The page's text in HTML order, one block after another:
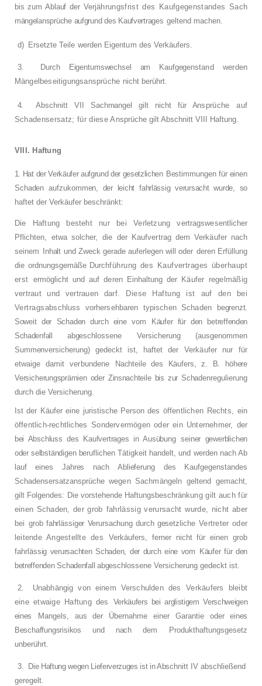
bis zum Ablauf der Ver­jährungsfrist des Kaufgegenstandes Sach­
mängelansprüche aufgrund des Kaufvertrages geltend machen.
d) Ersetzte Teile werden Eigentum des Ver­käufers.
3. Durch Eigentumswechsel am Kaufgegens­tand werden
Mängelbeseitigungsansprüche nicht berührt.
4. Abschnitt VII Sachmangel gilt nicht für An­sprüche auf
Schadensersatz; für diese An­sprüche gilt Abschnitt VIII Haftung.
VIII. Haftung
1. Hat der Verkäufer aufgrund der gesetzlichen Bestimmungen für einen
Schaden aufzukom­men, der leicht fahrlässig verursacht wurde, so
haftet der Verkäufer beschränkt:
Die Haftung besteht nur bei Verletzung ver­tragswesentlicher
Pflichten, etwa solcher, die der Kaufvertrag dem Verkäufer nach
seinem
Inhalt und Zweck gerade auferlegen will oder deren Erfüllung
die ordnungsgemäße Durch­führung des Kaufvertrages überhaupt
erst ermöglicht und auf deren Einhaltung der Käu­fer regelmäßig
vertraut und vertrauen darf.
Diese Haftung ist auf den bei
Vertragsab­schluss vorhersehbaren typischen Schaden
begrenzt.
Soweit der Schaden durch eine vom
Käufer für den betreffenden
Schadenfall abge­schlossene Versicherung (ausgenommen
Summenversicherung) gedeckt ist, haftet der
Verkäufer nur für
etwaige damit verbundene
Nachteile des Käufers, z. B. höhere
Versiche­rungsprämien oder Zinsnachteile bis zur Scha­denregulierung
durch die Versicherung.
Ist der Käufer eine juristische Person des öf­fentlichen Rechts, ein
öffentlich-rechtliches Sondervermögen oder ein Unternehmer, der
bei Abschluss des Kaufvertrages in Ausübung seiner gewerblichen
oder selbständigen beruf­lichen Tätigkeit handelt, und werden nach Ab­
lauf eines Jahres nach Ablieferung des Kauf­gegenstandes
Schadensersatzansprüche we­gen Sachmängeln geltend gemacht,
gilt Fol­gendes: Die vorstehende Haftungsbeschrän­kung gilt auch für
einen Schaden, der grob fahrlässig verursacht wurde, nicht aber
bei grob fahrlässiger Verursachung durch gesetzli­che Vertreter oder
leitende Angestellte des
Verkäufers, ferner nicht für einen grob
fahrläs­sig verursachten Schaden, der durch eine vom Käufer für den
betreffenden Schadenfall abge­schlossene Versicherung gedeckt ist.
2. Unabhängig von einem Verschulden des
Verkäufers bleibt
eine etwaige Haftung des
Verkäufers bei arglistigem Verschweigen
eines
Mangels, aus der Übernahme einer Garantie
oder eines
Beschaffungsrisikos und nach dem
Produkthaftungsgesetz
unberührt.
3. Die Haftung wegen Lieferverzuges ist in Ab­schnitt IV abschließend
geregelt.